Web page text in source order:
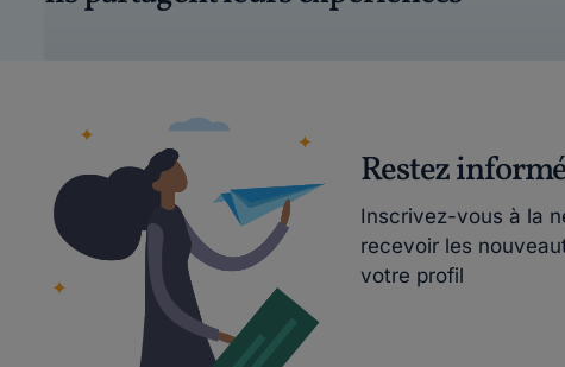
Restez
Inscrivez-vous à la
recevoir les
votre profil